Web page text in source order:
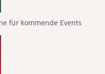
für kommende Events